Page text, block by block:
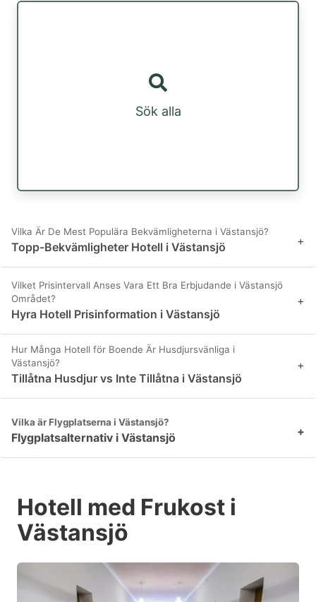
Sök alla
Vilka Är De Mest Populära Bekvämligheterna i Västansjö?
Topp-Bekvämligheter Hotell i Västansjö +
Vilket Prisintervall Anses Vara Ett Bra Erbjudande i Västansjö
Området?
Hyra Hotell Prisinformation i Västansjö
+
Hur Många Hotell för Boende Är Husdjursvänliga i
Västansjö?
Tillåtna Husdjur vs Inte Tillåtna i Västansjö
+
Vilka är Flygplatserna i Västansjö?
Flygplatsalternativ i Västansjö +
Hotell med Frukost i
Västansjö